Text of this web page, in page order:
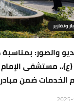
وتقارير
والصور:
مستشفى الإمام
الخدمات ضمن